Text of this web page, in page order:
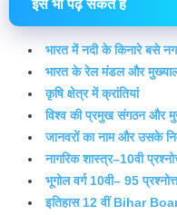
भारत में नदी के किनारे बसे
भारत के रेल मंडल और
कृषि क्षेत्र में क्रांतियां
विश्व की प्रमुख संगठन और
जानवरों का नाम और उसके
नागरिक शास्त्र–10वी
भूगोल वर्ग 10वी– 95
इतिहास 12 वीं Bihar